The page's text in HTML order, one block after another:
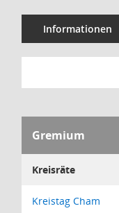
Informationen
Gremium
Kreisräte
Kreistag Cham